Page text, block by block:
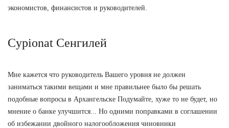
экономистов, финансистов и руководителей.
Cypionat Сенгилей
Мне кажется что руководитель Вашего уровня не должен
заниматься такими вещами и мне правильнее было бы решать
подобные вопросы в Архангельске Подумайте, хуже то не будет, но
мнение о банке улучшится... Но одними поправками в соглашении
об избежании двойного налогообложения чиновники